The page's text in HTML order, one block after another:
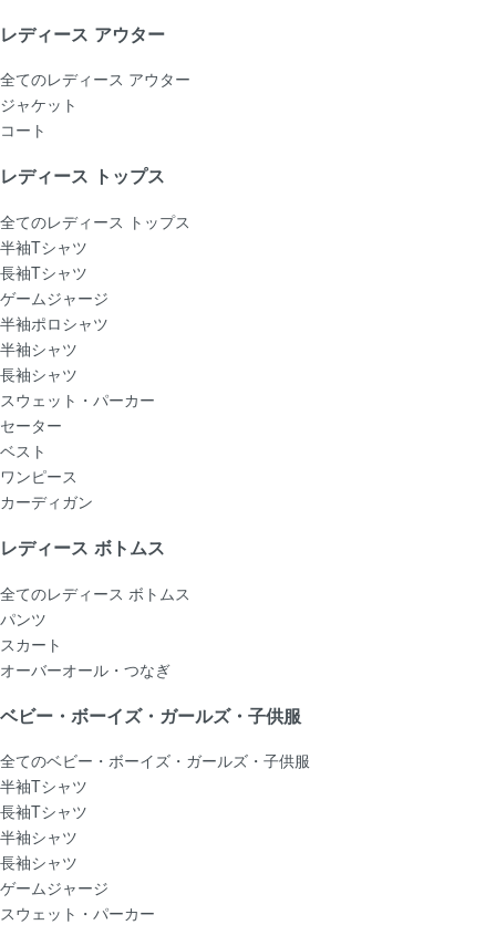
レディース アウター
全てのレディース アウター
ジャケット
コート
レディース トップス
全てのレディース トップス
半袖Tシャツ
長袖Tシャツ
ゲームジャージ
半袖ポロシャツ
半袖シャツ
長袖シャツ
スウェット・パーカー
セーター
ベスト
ワンピース
カーディガン
レディース ボトムス
全てのレディース ボトムス
パンツ
スカート
オーバーオール・つなぎ
ベビー・ボーイズ・ガールズ・子供服
全てのベビー・ボーイズ・ガールズ・子供服
半袖Tシャツ
長袖Tシャツ
半袖シャツ
長袖シャツ
ゲームジャージ
スウェット・パーカー